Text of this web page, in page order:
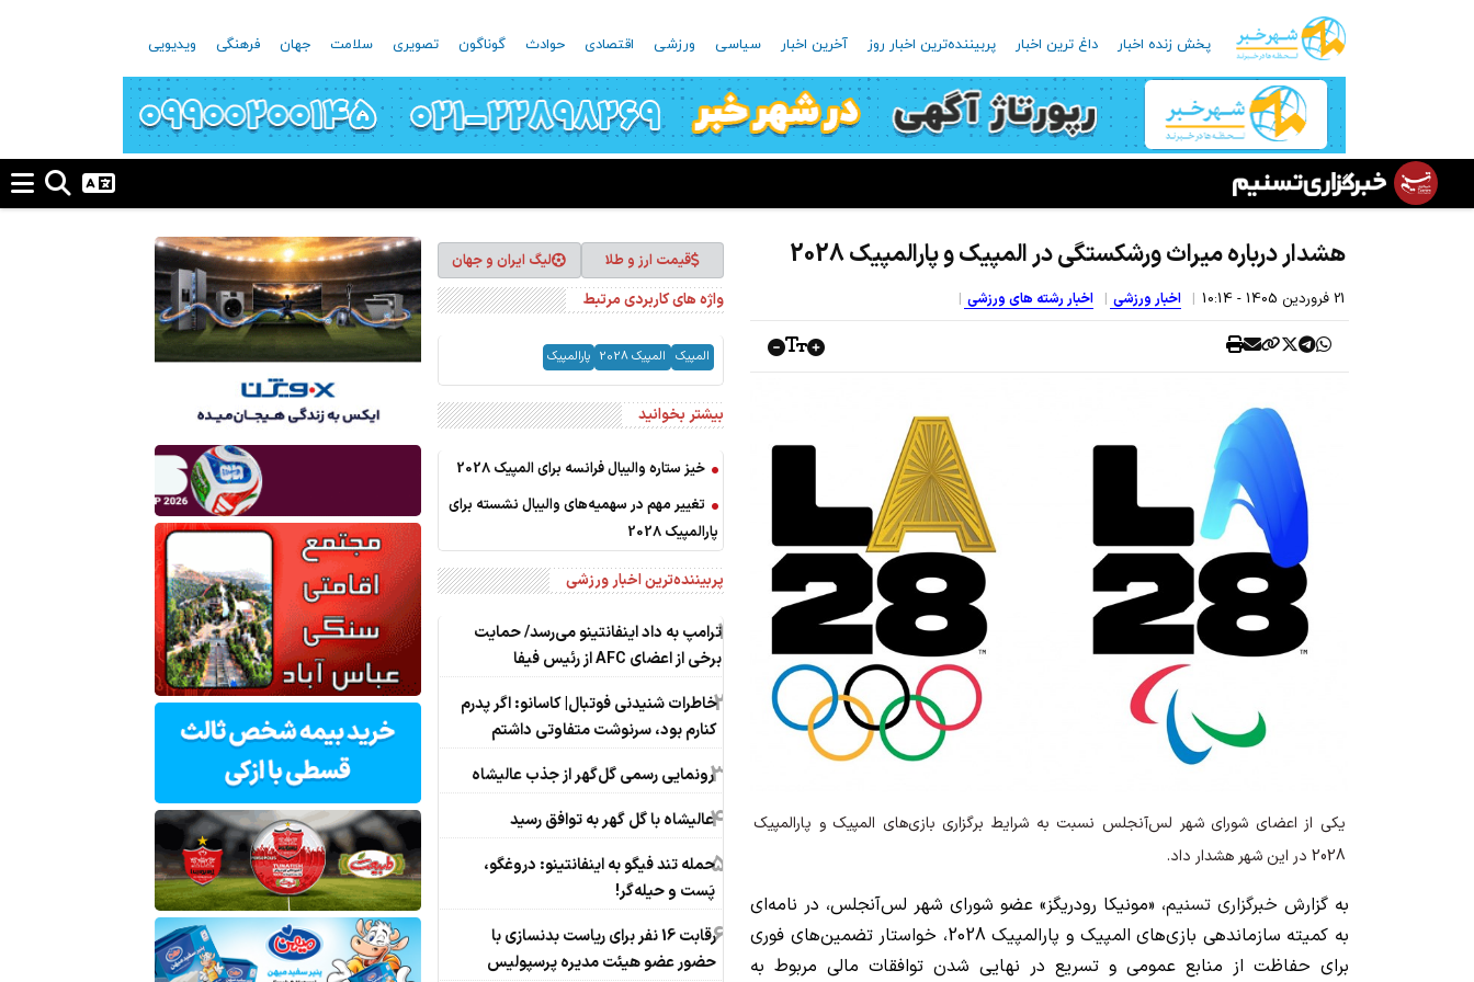
پخش زنده اخبار داغ ترین اخبار پربیننده‌ترین اخبار روز آخرین اخبار سیاسی ورزشی اقتصادی حوادث گوناگون تصویری سلامت جهان فرهنگی ویدیویی